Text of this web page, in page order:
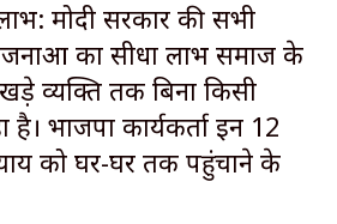
मोदी सरकार की सभी
का सीधा लाभ समाज के
व्यक्ति तक बिना किसी
भाजपा कार्यकर्ता इन 12
को घर-घर तक पहुंचाने के